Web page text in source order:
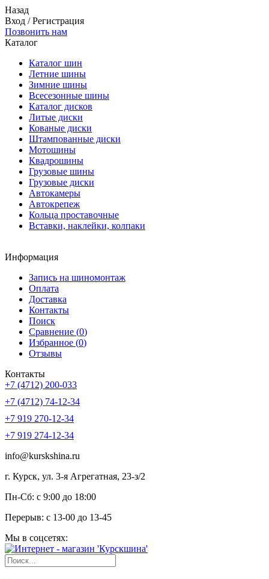
Назад
Вход /Регистрация
Позвонить нам
Каталог
Каталог шин
Летние шины
Зимние шины
Всесезонные шины
Каталог дисков
Литые диски
Кованые диски
Штампованные диски
Мотошины
Квадрошины
Грузовые шины
Грузовые диски
Автокамеры
Автокрепеж
Кольца проставочные
Вставки, наклейки, колпаки
Информация
Запись на шиномонтаж
Оплата
Доставка
Контакты
Поиск
Сравнение (0)
Избранное (0)
Отзывы
Контакты
+7 (4712) 200-033
+7 (4712) 74-12-34
+7 919 270-12-34
+7 919 274-12-34
info@kurskshina.ru
г. Курск, ул. 3-я Агрегатная, 23-з/2
Пн-Сб: с 9:00 до 18:00
Перерыв: с 13-00 до 13-45
Мы в соцсетях: